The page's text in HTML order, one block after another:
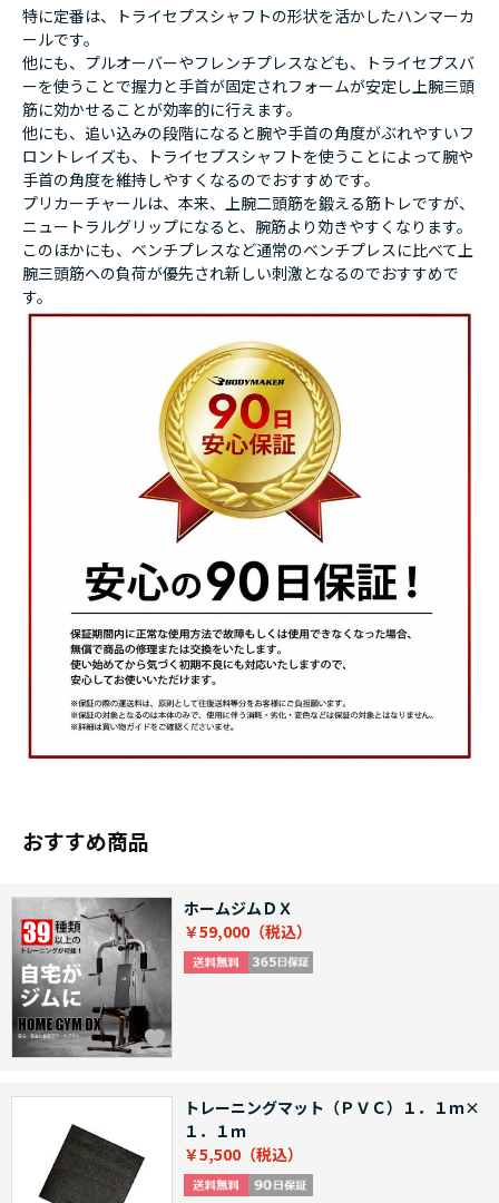
特に定番は、トライセプスシャフトの形状を活かしたハンマーカ
ールです。
他にも、プルオーバーやフレンチプレスなども、トライセプスバ
ーを使うことで握力と手首が固定されフォームが安定し上腕三頭
筋に効かせることが効率的に行えます。
他にも、追い込みの段階になると腕や手首の角度がぶれやすいフ
ロントレイズも、トライセプスシャフトを使うことによって腕や
手首の角度を維持しやすくなるのでおすすめです。
プリカーチャールは、本来、上腕二頭筋を鍛える筋トレですが、
ニュートラルグリップになると、腕筋より効きやすくなります。
このほかにも、ベンチプレスなど通常のベンチプレスに比べて上
腕三頭筋への負荷が優先され新しい刺激となるのでおすすめで
す。
おすすめ商品
ホームジムＤＸ
￥59,000
トレーニングマット（ＰＶＣ）１．１ｍ×
１．１ｍ
￥5,500